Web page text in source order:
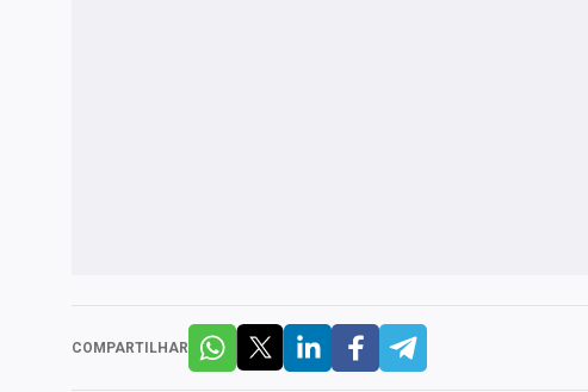
COMPARTILHAR